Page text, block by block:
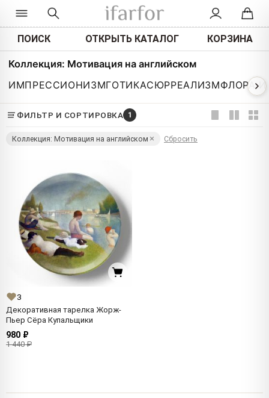
ПОИСК ОТКРЫТЬ КАТАЛОГ КОРЗИНА
Коллекция: Мотивация на английском
ИМПРЕССИОНИЗМГОТИКАСЮРРЕАЛИЗМФЛОРА
ФИЛЬТР И СОРТИРОВКА 1
Коллекция: Мотивация на английском Сбросить
3
Декоративная тарелка Жорж-
Пьер Сёра Купальщики
980 ₽
1 440 ₽